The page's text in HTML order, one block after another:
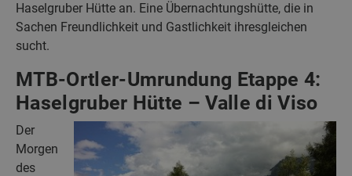
Haselgruber Hütte an. Eine Übernachtungshütte, die in
Sachen Freundlichkeit und Gastlichkeit ihresgleichen
sucht.
MTB-Ortler-Umrundung Etappe 4:
Haselgruber Hütte – Valle di Viso
Der
Morgen
des